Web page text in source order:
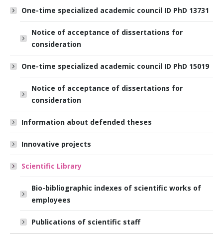
One-time specialized academic council ID PhD 13731
Notice of acceptance of dissertations for
consideration
One-time specialized academic council ID PhD 15019
Notice of acceptance of dissertations for
consideration
Information about defended theses
Innovative projects
Scientific Library
Bio-bibliographic indexes of scientific works of
employees
Publications of scientific staff